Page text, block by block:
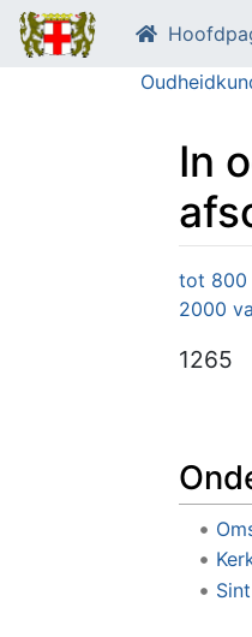
In
Ga naar:
tot 800
2000
1265